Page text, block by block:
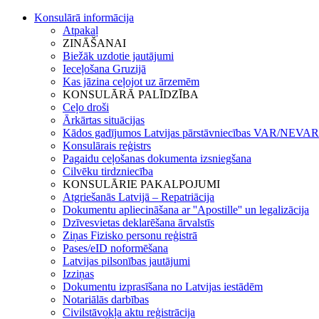
Konsulārā informācija
Atpakaļ
ZINĀŠANAI
Biežāk uzdotie jautājumi
Ieceļošana Gruzijā
Kas jāzina ceļojot uz ārzemēm
KONSULĀRĀ PALĪDZĪBA
Ceļo droši
Ārkārtas situācijas
Kādos gadījumos Latvijas pārstāvniecības VAR/
Konsulārais reģistrs
Pagaidu ceļošanas dokumenta izsniegšana
Cilvēku tirdzniecība
KONSULĀRIE PAKALPOJUMI
Atgriešanās Latvijā – Repatriācija
Dokumentu apliecināšana ar ''Apostille'' un legalizācija
Dzīvesvietas deklarēšana ārvalstīs
Ziņas Fizisko personu reģistrā
Pases/eID noformēšana
Latvijas pilsonības jautājumi
Izziņas
Dokumentu izprasīšana no Latvijas iestādēm
Notariālās darbības
Civilstāvokļa aktu reģistrācija